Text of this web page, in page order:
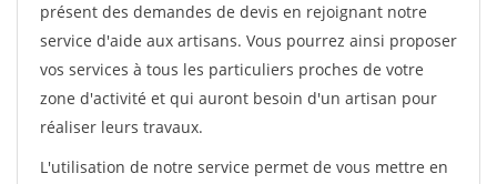
présent des demandes de devis en rejoignant notre
service d'aide aux artisans. Vous pourrez ainsi proposer
vos services à tous les particuliers proches de votre
zone d'activité et qui auront besoin d'un artisan pour
réaliser leurs travaux.
L'utilisation de notre service permet de vous mettre en